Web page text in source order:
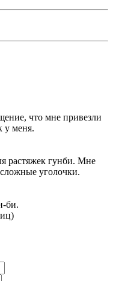
что мне привезли
у меня.
растяжек гунби. Мне
уголочки.
би.